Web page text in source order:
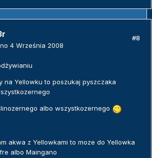
4 Września 2008
#8
na Yellowku to poszukaj pyszczaka
albo wszystkozernego
akwa z Yellowkami to moze do Yellowka
albo Maingano